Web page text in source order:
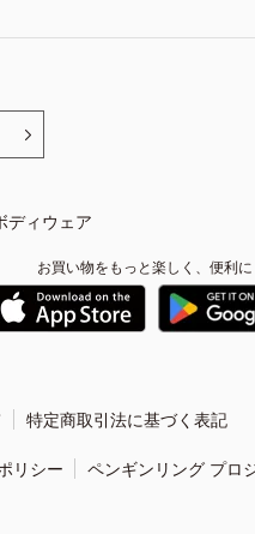
ディウェア
お買い物をもっと楽しく、便利に
特定商取引法に基づく表記
リシー ペンギンリング プロ